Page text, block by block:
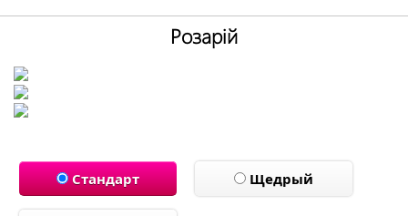
Розарій
Стандарт Щедрый